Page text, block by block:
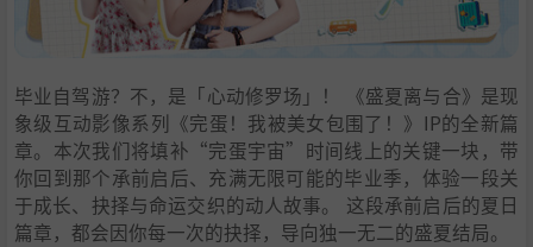
毕业自驾游？不，是「心动修罗场」！ 《盛夏离与合》是现
象级互动影像系列《完蛋！我被美女包围了！》IP的全新篇
章。本次我们将填补“完蛋宇宙”时间线上的关键一块，带
你回到那个承前启后、充满无限可能的毕业季，体验一段关
于成长、抉择与命运交织的动人故事。 这段承前启后的夏日
篇章，都会因你每一次的抉择，导向独一无二的盛夏结局。